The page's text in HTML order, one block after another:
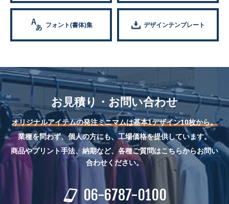
フォント(書体)集 デザインテンプレート
お見積り・お問い合わせ
オリジナルアイテムの発注ミニマムは基本1デザイン10枚から。
業種を問わず、個人の方にも、工場価格を提供しています。
商品やプリント手法、納期など、各種ご質問はこちらからお問い
合わせください。
06-6787-0100